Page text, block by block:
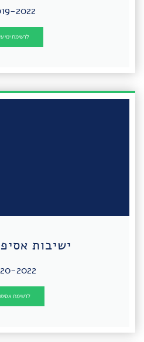
2022
לרשימת ימי
ישיבות
2022
לרשימת